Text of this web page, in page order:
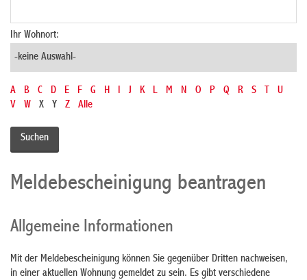
Ihr Wohnort:
A B C D E F G H I J K L M N O P Q R S T
U
V
W X Y Z Alle
Meldebescheinigung beantragen
Allgemeine Informationen
Mit der Meldebescheinigung können Sie gegenüber Dritten nachweisen,
in einer aktuellen Wohnung gemeldet zu sein. Es gibt verschiedene